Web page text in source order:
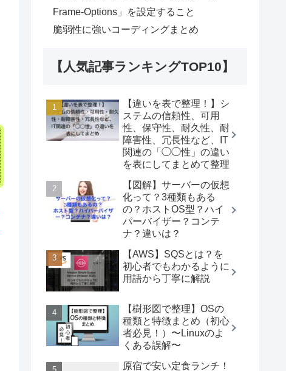
Frame-Options」を設定すること
脆弱性に強いコーディングまとめ
【人気記事ランキングTOP10】
【違いを表で整理！】シ
ステムの信頼性、可用
性、保守性、耐久性、耐
障害性、冗長性など、IT
関連の「◯◯性」の違い
を表にしてまとめて整理
【図解】サーバーの仮想
化って？3種類もある
の？ホストOS型？ハイ
パーバイザー？コンテ
ナ？違いは？
【AWS】SQSとは？を
初心者でもわかるように
用語から丁寧に解説
【樹形図で整理】OSの
種類と特徴まとめ（初心
者必見！）〜Linuxのよ
くある誤解〜
原宿で安い定食ランチ！